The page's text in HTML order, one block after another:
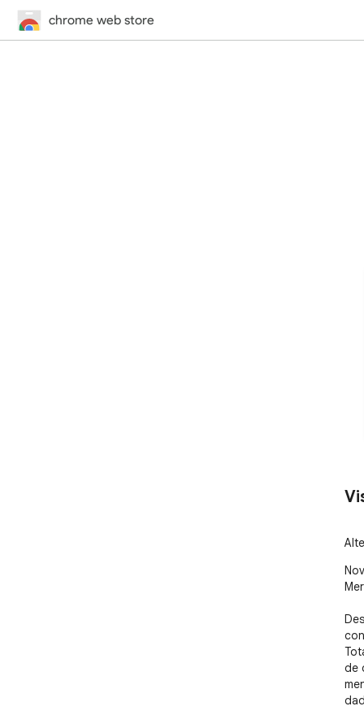
chrome web store
de